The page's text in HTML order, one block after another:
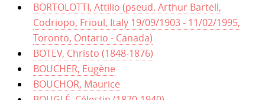
BORTOLOTTI, Attilio (pseud. Arthur Bartell,
Codriopo, Frioul, Italy 19/09/1903 - 11/02/1995,
Toronto, Ontario - Canada)
BOTEV, Christo (1848-1876)
BOUCHER, Eugène
BOUCHOR, Maurice